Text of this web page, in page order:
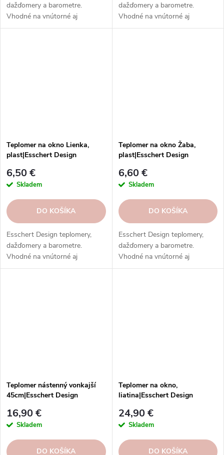
dažďomery a barometre.
Vhodné na vnútorné aj
vonkajšie použitie. Vysoká
dažďomery a barometre.
Vhodné na vnútorné aj
vonkajšie použitie. Vysoká
Teplomer na okno Lienka,
plast|Esschert Design
6,50 €
Skladem
DO KOŠÍKA
Esschert Design teplomery,
dažďomery a barometre.
Vhodné na vnútorné aj
vonkajšie použitie. Vysoká
Teplomer na okno Žaba,
plast|Esschert Design
6,60 €
Skladem
DO KOŠÍKA
Esschert Design teplomery,
dažďomery a barometre.
Vhodné na vnútorné aj
vonkajšie použitie. Vysoká
Teplomer nástenný vonkajší
45cm|Esschert Design
16,90 €
Skladem
DO KOŠÍKA
Teplomer na okno,
liatina|Esschert Design
24,90 €
Skladem
DO KOŠÍKA